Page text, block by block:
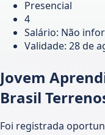
Presencial
4
Salário: Não
Validade: 28 de
Jovem
Brasil
Foi registrada